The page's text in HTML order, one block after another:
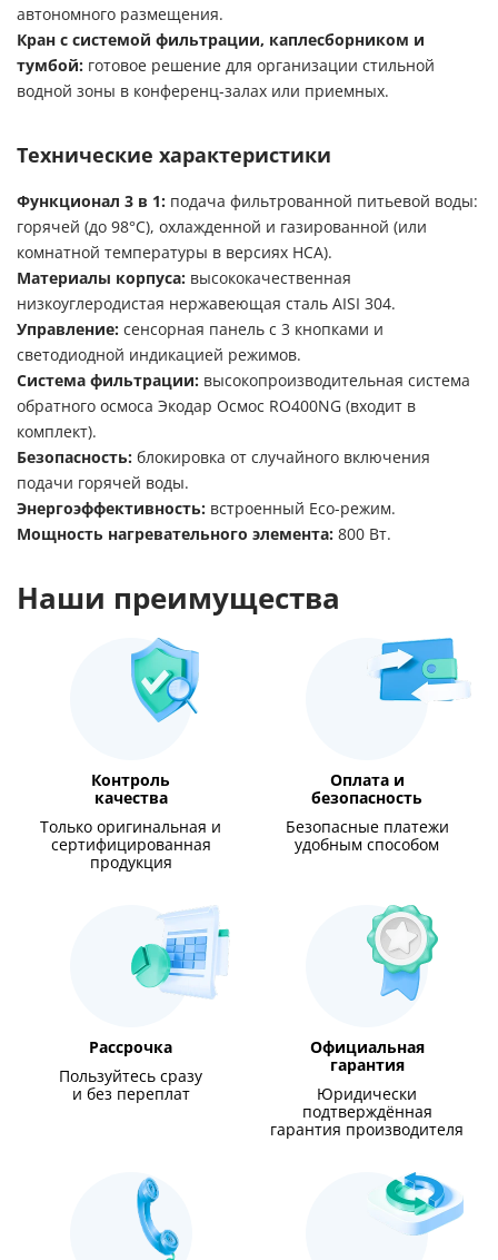
автономного размещения.
Кран с системой фильтрации, каплесборником и
тумбой: готовое решение для организации стильной
водной зоны в конференц-залах или приемных.
Технические характеристики
Функционал 3 в 1: подача фильтрованной питьевой воды:
горячей (до 98°C), охлажденной и газированной (или
комнатной температуры в версиях HCA).
Материалы корпуса: высококачественная
низкоуглеродистая нержавеющая сталь AISI 304.
Управление: сенсорная панель с 3 кнопками и
светодиодной индикацией режимов.
Система фильтрации: высокопроизводительная система
обратного осмоса Экодар Осмос RO400NG (входит в
комплект).
Безопасность: блокировка от случайного включения
подачи горячей воды.
Энергоэффективность: встроенный Eco-режим.
Мощность нагревательного элемента: 800 Вт.
Наши преимущества
Контроль
качества
Только оригинальная и
сертифицированная
продукция
Оплата и
безопасность
Безопасные платежи
удобным способом
Рассрочка
Пользуйтесь сразу
и без переплат
Официальная
гарантия
Юридически
подтверждённая
гарантия производителя